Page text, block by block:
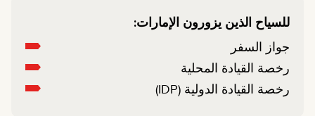
للسياح الذين يزورون الإمارات:
جواز السفر
رخصة القيادة المحلية
رخصة القيادة الدولية (IDP)